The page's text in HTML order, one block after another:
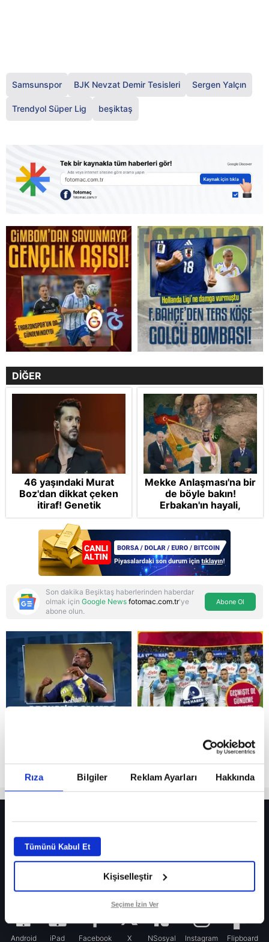
Rıza Bilgiler Reklam Ayarları Hakkında
Tümünü Kabul Et
Kişiselleştir
Seçime İzin Ver
Reddet
Samsunspor BJK Nevzat Demir Tesisleri Sergen Yalçın
Trendyol Süper Lig beşiktaş
DİĞER
46 yaşındaki Murat
Boz'dan dikkat çeken
itiraf! Genetik
korkusunu açıkladı
Mekke Anlaşması'na bir
de böyle bakın!
Erbakan'ın hayali,
Cumhur'un vizyonu:
İslam NATO'suna
Başkan Erdoğan mührü
Son dakika Beşiktaş haberlerinden haberdar
olmak için Google News fotomac.com.tr'ye
abone olun.
Abone Ol
Fenerbahçe’de sürpriz ayrılık ihtimali! Devre arasında gelmişti
Fenerbahçe’nin yeni transferi Mason Greenwood için olay sözler!
Galatasaray’da rota yeniden Thiago Almada!
Android iPad Facebook X NSosyal Instagram Flipboard